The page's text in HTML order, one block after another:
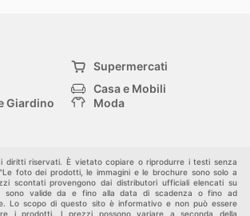
Supermercati
Casa e Mobili
Giardino
Moda
diritti riservati. È vietato copiare o riprodurre i testi senza
foto dei prodotti, le immagini e le brochure sono solo a
scontati provengono dai distributori ufficiali elencati su
sono valide da e fino alla data di scadenza o fino ad
Lo scopo di questo sito è informativo e non può essere
i prodotti. I prezzi possono variare a seconda della